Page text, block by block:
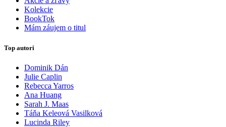
Kolekcie
BookTok
Mám záujem o titul
Top autori
Dominik Dán
Julie Caplin
Rebecca Yarros
Ana Huang
Sarah J. Maas
Táňa Keleová Vasilková
Lucinda Riley